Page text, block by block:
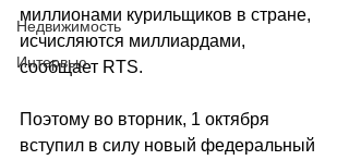
Недвижимость
Интервью
миллионами курильщиков в стране,
исчисляются миллиардами,
сообщает RTS.
Поэтому во вторник, 1 октября
вступил в силу новый федеральный